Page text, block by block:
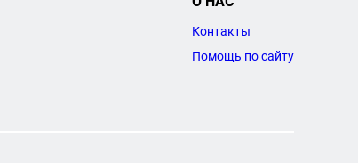
Контакты
Помощь по сайту